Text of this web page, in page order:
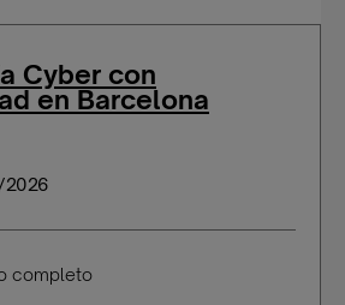
Cyber con
en Barcelona
2026
completo